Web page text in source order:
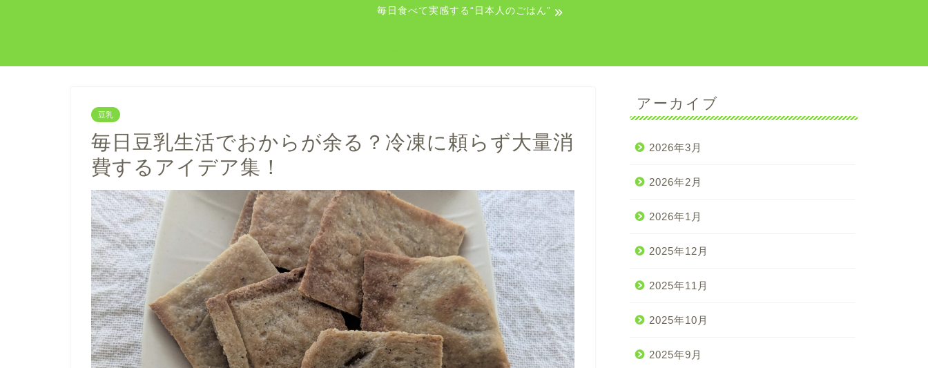
毎日食べて実感する“日本人のごはん”
豆乳
毎日豆乳生活でおからが余る？冷凍に頼らず大量消
費するアイデア集！
アーカイブ
2026年3月
2026年2月
2026年1月
2025年12月
2025年11月
2025年10月
2025年9月